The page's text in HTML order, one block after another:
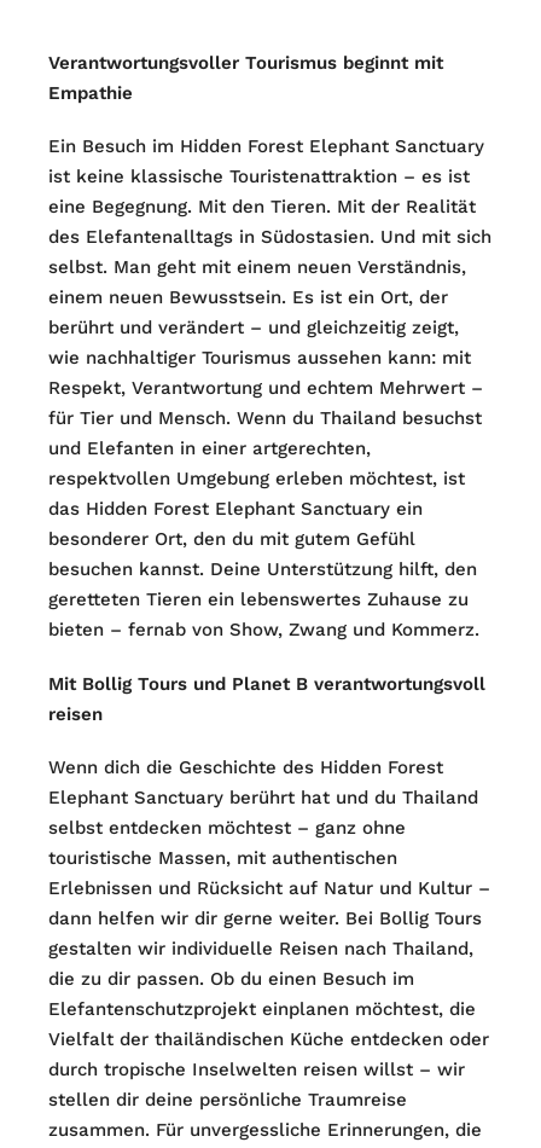
Verantwortungsvoller Tourismus beginnt mit
Empathie
Ein Besuch im Hidden Forest Elephant Sanctuary
ist keine klassische Touristenattraktion – es ist
eine Begegnung. Mit den Tieren. Mit der Realität
des Elefantenalltags in Südostasien. Und mit sich
selbst. Man geht mit einem neuen Verständnis,
einem neuen Bewusstsein. Es ist ein Ort, der
berührt und verändert – und gleichzeitig zeigt,
wie nachhaltiger Tourismus aussehen kann: mit
Respekt, Verantwortung und echtem Mehrwert –
für Tier und Mensch. Wenn du Thailand besuchst
und Elefanten in einer artgerechten,
respektvollen Umgebung erleben möchtest, ist
das Hidden Forest Elephant Sanctuary ein
besonderer Ort, den du mit gutem Gefühl
besuchen kannst. Deine Unterstützung hilft, den
geretteten Tieren ein lebenswertes Zuhause zu
bieten – fernab von Show, Zwang und Kommerz.
Mit Bollig Tours und Planet B verantwortungsvoll
reisen
Wenn dich die Geschichte des Hidden Forest
Elephant Sanctuary berührt hat und du Thailand
selbst entdecken möchtest – ganz ohne
touristische Massen, mit authentischen
Erlebnissen und Rücksicht auf Natur und Kultur –
dann helfen wir dir gerne weiter. Bei Bollig Tours
gestalten wir individuelle Reisen nach Thailand,
die zu dir passen. Ob du einen Besuch im
Elefantenschutzprojekt einplanen möchtest, die
Vielfalt der thailändischen Küche entdecken oder
durch tropische Inselwelten reisen willst – wir
stellen dir deine persönliche Traumreise
zusammen. Für unvergessliche Erinnerungen, die